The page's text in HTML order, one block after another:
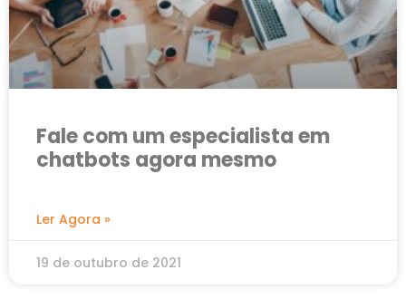
Fale com um especialista em
chatbots agora mesmo
Ler Agora »
19 de outubro de 2021